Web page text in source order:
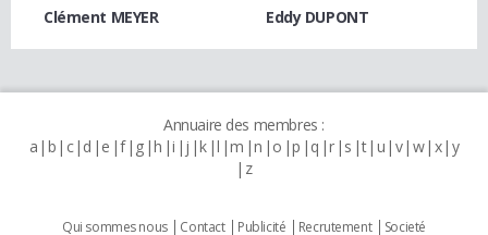
Clément MEYER Eddy DUPONT
Annuaire des membres :
a b c d e f g h i j k l m n o p q r s t u v w x y
z
Qui sommes nous Contact Publicité Recrutement Societé